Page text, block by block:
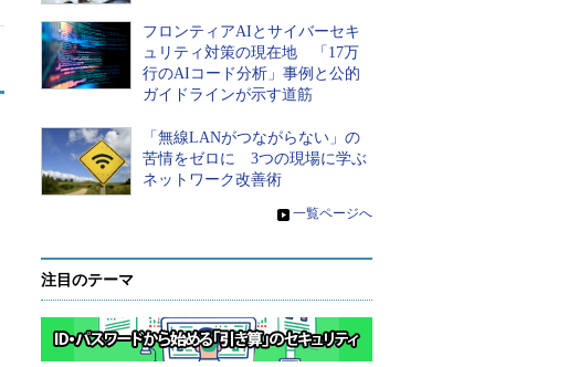
フロンティアAIとサイバーセキ
ュリティ対策の現在地 「17万
行のAIコード分析」事例と公的
ガイドラインが示す道筋
「無線LANがつながらない」の
苦情をゼロに 3つの現場に学ぶ
ネットワーク改善術
» 一覧ページへ
注目のテーマ